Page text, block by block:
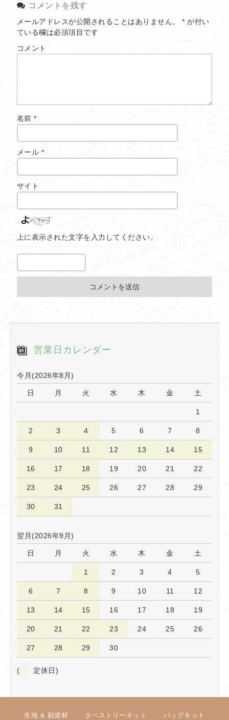
コメントを残す
メールアドレスが公開されることはありません。 * が付い
ている欄は必須項目です
コメント
名前*
メール *
サイト
上に表示された文字を入力してください。
営業日カレンダー
今月(2026年8月)
日 月 火 水 木 金 土
1
2 3 4 5 6 7 8
9 10 11 12 13 14 15
16 17 18 19 20 21 22
23 24 25 26 27 28 29
30 31
翌月(2026年9月)
日 月 火 水 木 金 土
1 2 3 4 5
6 7 8 9 10 11 12
13 14 15 16 17 18 19
20 21 22 23 24 25 26
27 28 29 30
( 定休日)
生地 & 副資材 タペストリーキット バッグキット